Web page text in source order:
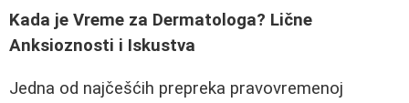
Kada je Vreme za Dermatologa? Lične
Anksioznosti i Iskustva
Jedna od najčešćih prepreka pravovremenoj